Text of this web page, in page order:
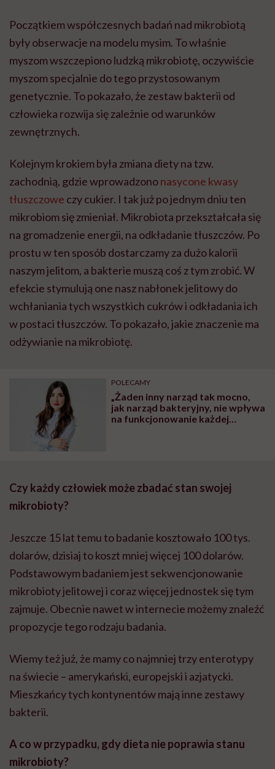
Początkiem współczesnych badań nad mikrobiotą
były obserwacje na modelu mysim. To właśnie
myszom wszczepiono ludzką mikrobiotę, oczywiście
myszom specjalnie do tego przystosowanym
genetycznie. To pokazało, że zestaw bakterii od
człowieka rozwija się zależnie od warunków
zewnętrznych.
Kolejnym krokiem była zmiana diety na tzw.
zachodnią, gdzie wprowadzononasycone kwasy
tłuszczowe czy cukier. I tak już po jednym dniu ten
mikrobiom się zmieniał. Mikrobiota przekształcała się
na gromadzenie energii, na odkładanie tłuszczów. Po
prostu w ten sposób dostarczamy za dużo kalorii
naszym jelitom, a bakterie muszą coś z tym zrobić. W
efekcie stymulują one nasz nabłonek jelitowy do
wchłaniania tych wszystkich cukrów i odkładania ich
w postaci tłuszczów. To pokazało, jakie znaczenie ma
odżywianie na mikrobiotę.
POLECAMY
„Żaden inny narząd tak mocno,
jak narząd bakteryjny, nie wpływa
na funkcjonowanie każdej
Czy każdy człowiek może zbadać stan swojej
mikrobioty?
Jeszcze 15 lat temu to badanie kosztowało 100 tys.
dolarów, dzisiaj to koszt mniej więcej 100 dolarów.
Podstawowym badaniem jest sekwencjonowanie
mikrobioty jelitowej i coraz więcej jednostek się tym
zajmuje. Obecnie nawet w internecie możemy znaleźć
propozycje tego rodzaju badania.
Wiemy też już, że mamy co najmniej trzy enterotypy
na świecie – amerykański, europejski i azjatycki.
Mieszkańcy tych kontynentów mają inne zestawy
bakterii.
A co w przypadku, gdy dieta nie poprawia stanu
mikrobioty?